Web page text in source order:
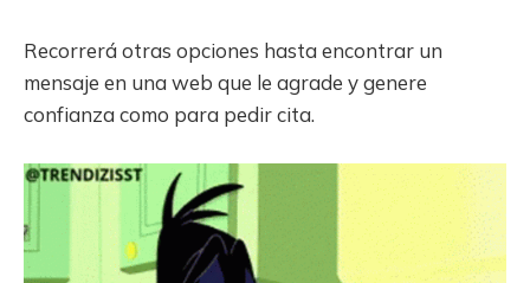
Recorrerá otras opciones hasta encontrar un
mensaje en una web que le agrade y genere
confianza como para pedir cita.